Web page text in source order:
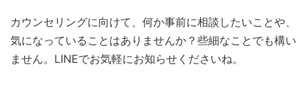
カウンセリングに向けて、何か事前に相談したいことや、
気になっていることはありませんか？些細なことでも構い
ません。LINEでお気軽にお知らせくださいね。